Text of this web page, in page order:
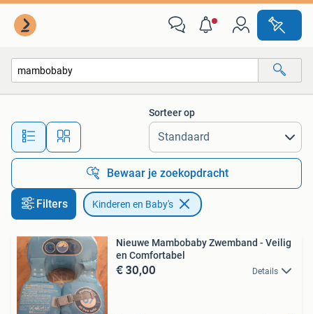
Alle afstanden…
Sorteer op
Bewaar je zoekopdracht
Filters Kinderen en Baby's
Nieuwe Mambobaby Zwemband - Veilig
en Comfortabel
€ 30,00 Details